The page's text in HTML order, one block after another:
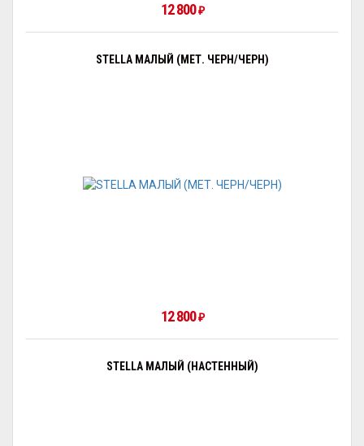
12 800₽
STELLA МАЛЫЙ (МЕТ. ЧЕРН/ЧЕРН)
12 800₽
STELLA МАЛЫЙ (НАСТЕННЫЙ)